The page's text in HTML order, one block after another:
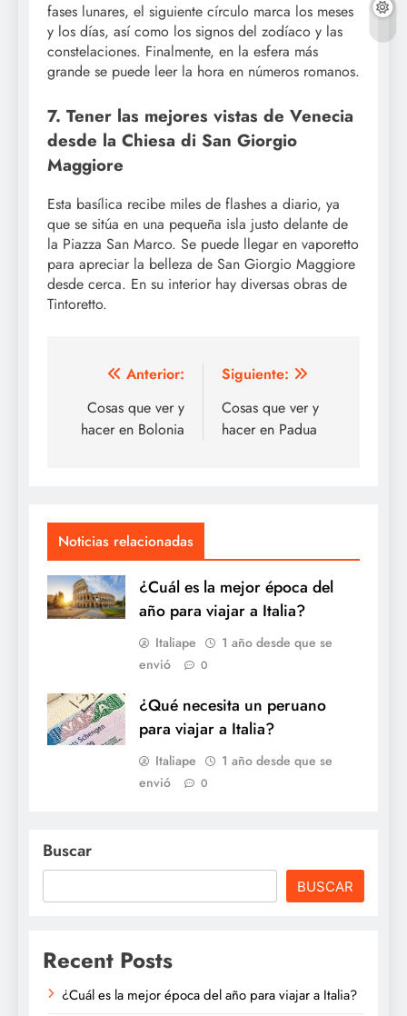
fases lunares, el siguiente círculo marca los meses
y los días, así como los signos del zodíaco y las
constelaciones. Finalmente, en la esfera más
grande se puede leer la hora en números romanos.
7. Tener las mejores vistas de Venecia
desde la Chiesa di San Giorgio
Maggiore
Esta basílica recibe miles de flashes a diario, ya
que se sitúa en una pequeña isla justo delante de
la Piazza San Marco. Se puede llegar en vaporetto
para apreciar la belleza de San Giorgio Maggiore
desde cerca. En su interior hay diversas obras de
Tintoretto.
Navegación
de
entradas
Anterior:
Cosas que ver y
hacer en Bolonia
Siguiente:
Cosas que ver y
hacer en Padua
Noticias relacionadas
¿Cuál es la mejor época del
año para viajar a Italia?
Italiape
1 año desde que se
envió
0
¿Qué necesita un peruano
para viajar a Italia?
Italiape
1 año desde que se
envió
0
Buscar
BUSCAR
Recent Posts
¿Cuál es la mejor época del año para viajar a Italia?